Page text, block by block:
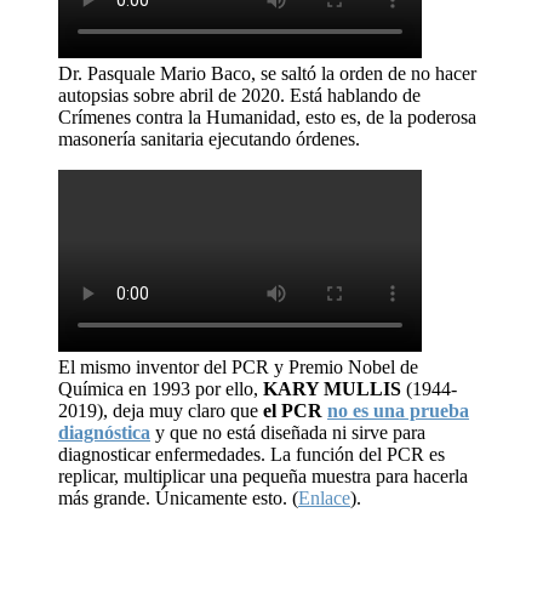
Dr. Pasquale Mario Baco, se saltó la orden de no hacer
autopsias sobre abril de 2020. Está hablando de
Crímenes contra la Humanidad, esto es, de la poderosa
masonería sanitaria ejecutando órdenes.
El mismo inventor del PCR y Premio Nobel de
Química en 1993 por ello, KARY MULLIS (1944-
2019), deja muy claro que el PCR no es una prueba
diagnóstica y que no está diseñada ni sirve para
diagnosticar enfermedades. La función del PCR es
replicar, multiplicar una pequeña muestra para hacerla
más grande. Únicamente esto. (Enlace).